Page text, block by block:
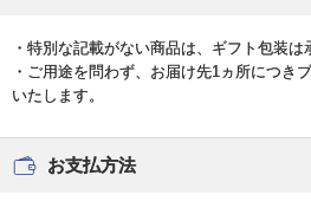
・特別な記載がない商品は、ギフト包装は
・ご用途を問わず、お届け先1ヵ所につき
いたします。
お支払方法